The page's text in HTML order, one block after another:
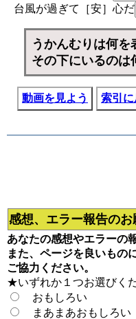
台風が過ぎて［安］心だ
うかんむりは何を
その下にいるのは
動画を見よう 索引に
感想、エラー報告のお
あなたの感想やエラーの
また、ページを良いもの
ご協力ください。
★いずれか１つお選びくだ
おもしろい
まあまあおもしろい